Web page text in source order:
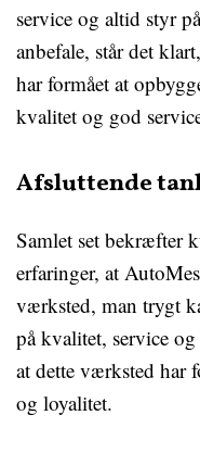
service og altid styr
anbefale, står det
har formået at
kvalitet og god
Afsluttende
Samlet set bekræfter
erfaringer, at
værksted, man trygt
på kvalitet, service
at dette værksted har
og loyalitet.